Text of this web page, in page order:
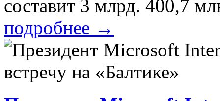
составит 3 млрд. 400,7
подробнее →